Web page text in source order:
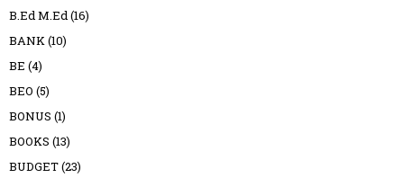
B.Ed M.Ed(16)
BANK(10)
BE (4)
BEO (5)
BONUS (1)
BOOKS (13)
BUDGET(23)